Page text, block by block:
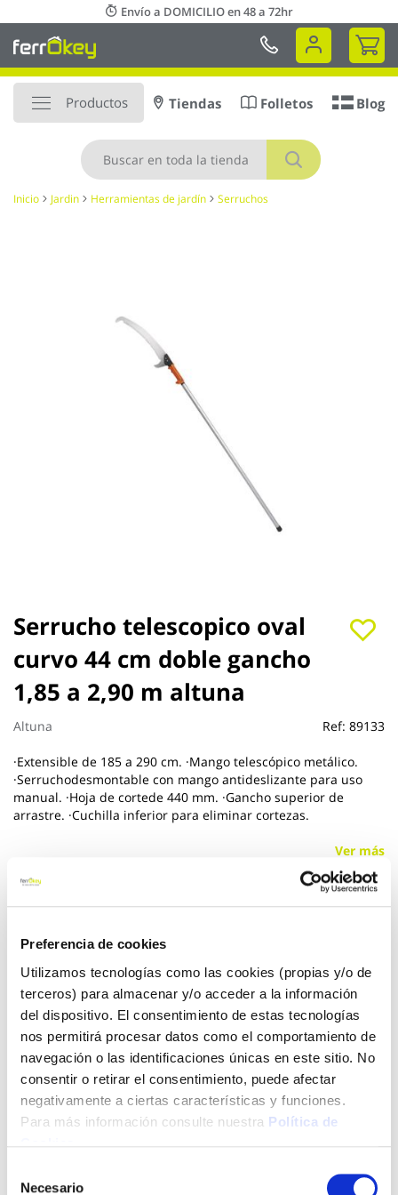
Preferencia de cookies
Utilizamos tecnologías como las cookies (propias y/o de
terceros) para almacenar y/o acceder a la información
del dispositivo. El consentimiento de estas tecnologías
nos permitirá procesar datos como el comportamiento de
navegación o las identificaciones únicas en este sitio. No
consentir o retirar el consentimiento, puede afectar
negativamente a ciertas características y funciones.
Para más información consulte nuestra Política de
Necesario
al
contenido
Envío a DOMICILIO en 48 a 72hr
Mi
Productos
Buscar
Tiendas Folletos Blog
Inicio Jardin Herramientas de jardín Serruchos
Serrucho telescopico oval
curvo 44 cm doble gancho
1,85 a 2,90 m altuna
Altuna Ref: 89133
·Extensible de 185 a 290 cm. ·Mango telescópico metálico.
·Serruchodesmontable con mango antideslizante para uso
manual. ·Hoja de cortede 440 mm. ·Gancho superior de
arrastre. ·Cuchilla inferior para eliminar cortezas.
Ver más
37,40 €
Añadir al carrito
Click&Collect - Recogida gratis
en nuestras tiendas
Envío a domicilio:
Saltar
al
comienzo
de
la
galería
de